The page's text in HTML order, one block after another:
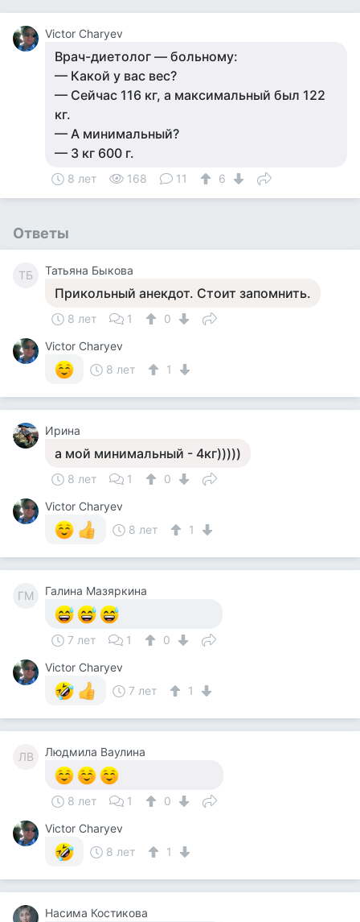
Victor Charyev
Врач-диетолог — больному:
— Какой у вас вес?
— Сейчас 116 кг, а максимальный был 122
кг.
— А минимальный?
— 3 кг 600 г.
8 лет 168 11 6
Ответы
ТБ Татьяна Быкова
Прикольный анекдот. Стоит запомнить.
8 лет 1
0
Victor Charyev
8 лет
1
Ирина
а мой минимальный - 4кг)))))
8 лет 1
0
Victor Charyev
8 лет
1
ГМ Галина Мазяркина
7 лет 1
0
Victor Charyev
7 лет
1
ЛВ Людмила Ваулина
8 лет 1
0
Victor Charyev
8 лет
1
Насима Костикова